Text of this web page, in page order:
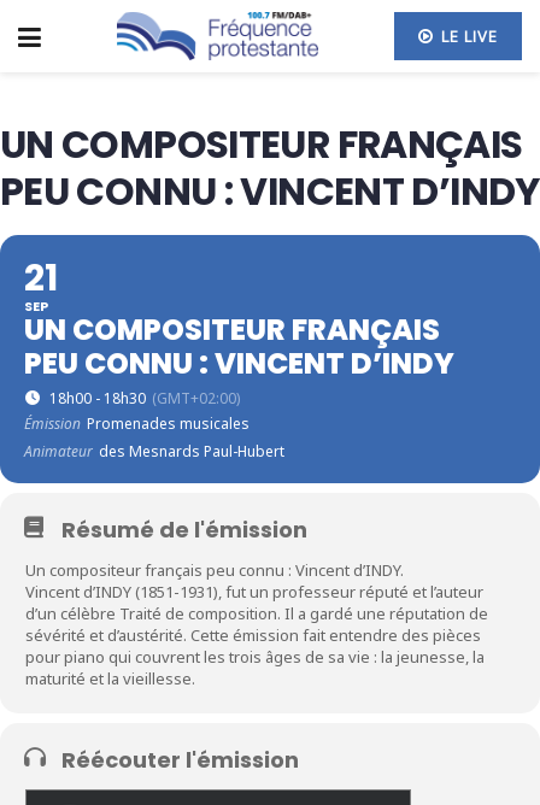
LE LIVE
UN COMPOSITEUR FRANÇAIS
PEU CONNU : VINCENT D’INDY
21
SEP
UN COMPOSITEUR FRANÇAIS
PEU CONNU : VINCENT D’INDY
18h00 - 18h30 (GMT+02:00)
Émission Promenades musicales
Animateur des Mesnards Paul-Hubert
Résumé de l'émission
Un compositeur français peu connu : Vincent d’INDY.
Vincent d’INDY (1851-1931), fut un professeur réputé et l’auteur
d’un célèbre Traité de composition. Il a gardé une réputation de
sévérité et d’austérité. Cette émission fait entendre des pièces
pour piano qui couvrent les trois âges de sa vie : la jeunesse, la
maturité et la vieillesse.
Réécouter l'émission